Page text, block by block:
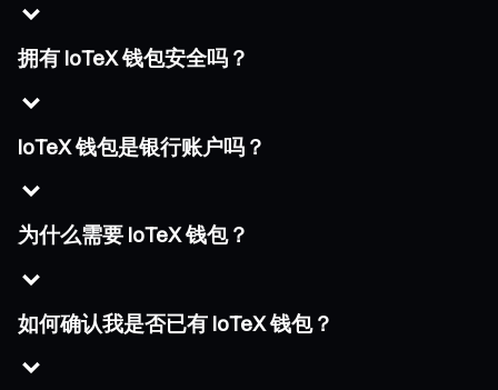
拥有 IoTeX 钱包安全吗？
IoTeX 钱包是银行账户吗？
为什么需要 IoTeX 钱包？
如何确认我是否已有 IoTeX 钱包？